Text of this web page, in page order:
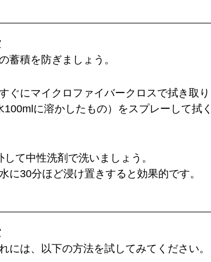
蓄積を防ぎましょう。
ぐにマイクロファイバークロスで拭き取
に溶かしたもの）をスプレーして拭
て中性洗剤で洗いましょう。
に30分ほど浸け置きすると効果的です。
には、以下の方法を試してみてください。